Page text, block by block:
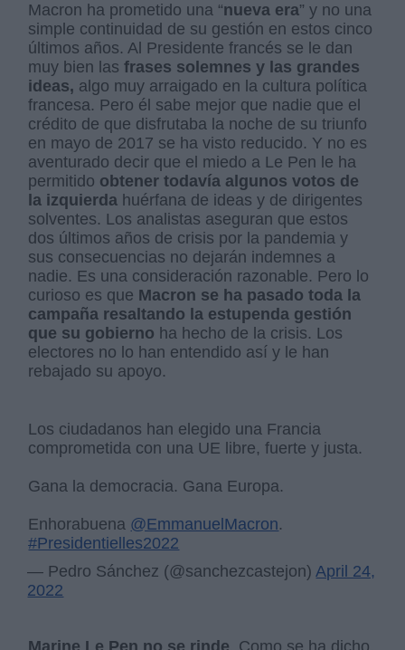
Macron ha prometido una “nueva era” y no una
simple continuidad de su gestión en estos cinco
últimos años. Al Presidente francés se le dan
muy bien lasfrases solemnes y las grandes
ideas, algo muy arraigado en la cultura política
francesa. Pero él sabe mejor que nadie que el
crédito de que disfrutaba la noche de su triunfo
en mayo de 2017 se ha visto reducido. Y no es
aventurado decir que el miedo a Le Pen le ha
permitido obtener todavía algunos votos de
la izquierda huérfana de ideas y de dirigentes
solventes. Los analistas aseguran que estos
dos últimos años de crisis por la pandemia y
sus consecuencias no dejarán indemnes a
nadie. Es una consideración razonable. Pero lo
curioso es que Macron se ha pasado toda la
campaña resaltando la estupenda gestión
que su gobierno ha hecho de la crisis. Los
electores no lo han entendido así y le han
rebajado su apoyo.
Los ciudadanos han elegido una Francia
comprometida con una UE libre, fuerte y justa.
Gana la democracia. Gana Europa.
Enhorabuena @EmmanuelMacron.
#Presidentielles2022
— Pedro Sánchez (@sanchezcastejon)April 24,
2022